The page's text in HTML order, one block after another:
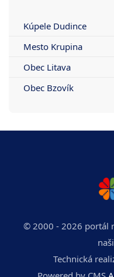
Kúpele Dudince
Mesto Krupina
Obec Litava
Obec Bzovík
© 2000 - 2026 portál
Technická